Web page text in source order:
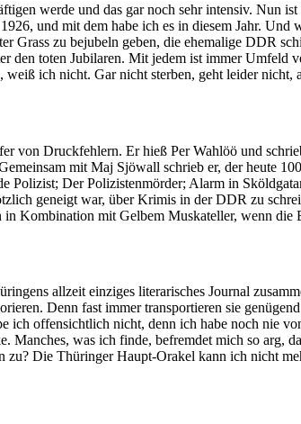
werde und das gar noch sehr intensiv. Nun
und mit dem habe ich es in diesem Jahr.
Grass zu bejubeln geben, die ehemalige DDR
toten Jubilaren. Mit jedem ist immer Umfeld
ich nicht. Gar nicht sterben, geht leider nicht,
von Druckfehlern. Er hieß Per Wahlöö und
mit Maj Sjöwall schrieb er, der heute
Der Polizistenmörder; Alarm in
geneigt war, über Krimis in der DDR zu
Kombination mit Gelbem Muskateller, wenn die
allzeit einziges literarisches Journal
Denn fast immer transportieren sie
offensichtlich nicht, denn ich habe noch nie
Manches, was ich finde, befremdet mich so arg,
zu? Die Thüringer Haupt-Orakel kann ich nicht